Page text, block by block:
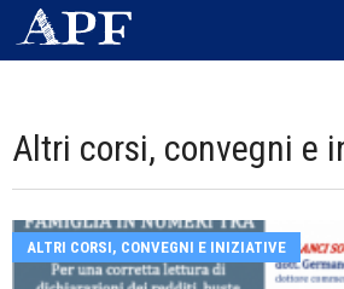
Altri corsi, convegni e
ALTRI CORSI, CONVEGNI E INIZIATIVE